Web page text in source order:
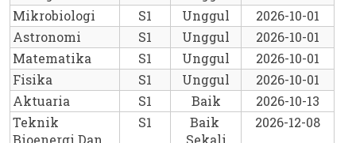
Mikrobiologi
S1 Unggul
2026-10-01
Astronomi
S1 Unggul
2026-10-01
Matematika
S1 Unggul
2026-10-01
Fisika
S1 Unggul
2026-10-01
Aktuaria
S1 Baik
2026-10-13
Teknik
S1
Baik
2026-12-08